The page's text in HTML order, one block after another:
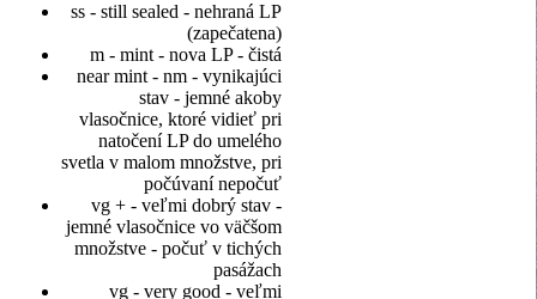
ss - still sealed - nehraná LP
(zapečatena)
m - mint - nova LP - čistá
near mint - nm - vynikajúci
stav - jemné akoby
vlasočnice, ktoré vidieť pri
natočení LP do umelého
svetla v malom množstve, pri
počúvaní nepočuť
vg + - veľmi dobrý stav -
jemné vlasočnice vo väčšom
množstve - počuť v tichých
pasážach
vg - very good - veľmi